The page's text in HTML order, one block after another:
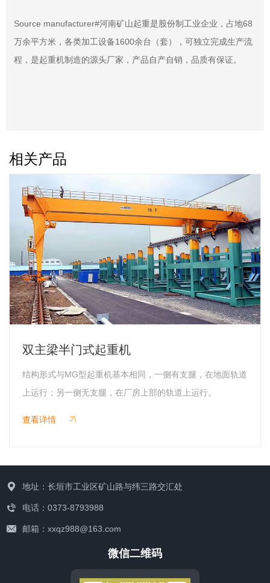
解决方案
Source manufacturer#河南矿山起重是股份制工业企业，占地68
万余平方米，各类加工设备1600余台（套），可独立完成生产流
程，是起重机制造的源头厂家，产品自产自销，品质有保证。
相关产品
双主梁半门式起重机
结构形式与MG型起重机基本相同，一侧有支腿，在地面轨道
上运行；另一侧无支腿，在厂房上部的轨道上运行。
查看详情
地址：长垣市工业区矿山路与纬三路交汇处
电话：0373-8793988
邮箱：xxqz988@163.com
微信二维码